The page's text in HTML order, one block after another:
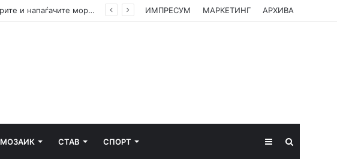
(ВИДЕО) Филипче: Власта е исплашена, посегна по децата, организаторите и напаѓачите мора да одговараат ИМПРЕСУМ МАРКЕТИНГ АРХИВА
МОЗАИК СТАВ СПОРТ Sidebar